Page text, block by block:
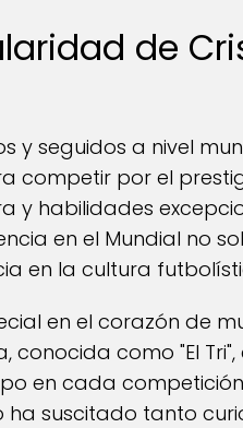
de
y seguidos a nivel
competir por el
y habilidades
en el Mundial no
en la cultura
en el corazón de
como "El
en cada
ha suscitado tanto